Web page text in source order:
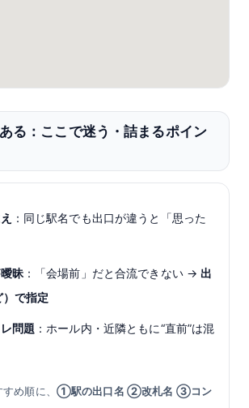
る：ここで迷う・詰まるポイン
：同じ駅名でも出口が違うと「思った
昧：「会場前」だと合流できない → 出
で指定
問題 ：ホール内・近隣ともに“直前”は混
め順に、 ①駅の出口名 ②改札名 ③コン